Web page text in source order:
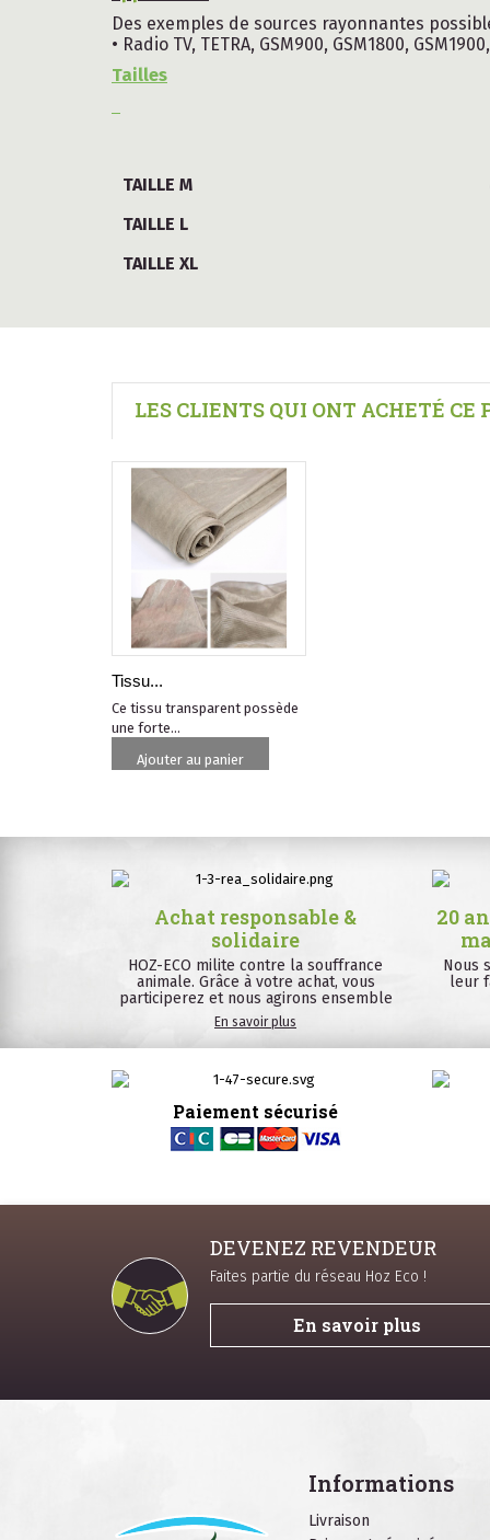
Des exemples de sources rayonnantes
• Radio TV, TETRA, GSM900, GSM1800,
Tailles
TAILLE M
TAILLE L
TAILLE XL
LES CLIENTS QUI ONT ACHETÉ
Tissu...
Ce tissu transparent possède
une forte...
Ajouter au panier
Achat responsable &
solidaire
HOZ-ECO milite contre la souffrance
animale. Grâce à votre achat, vous
participerez et nous agirons ensemble
En savoir plus
20
Nous
leur
Paiement sécurisé
DEVENEZ REVENDEUR
Faites partie du réseau Hoz Eco !
En savoir plus
Informations
Livraison